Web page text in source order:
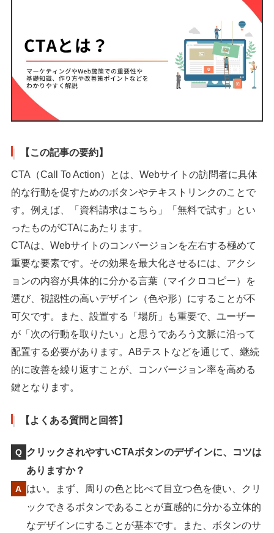
【この記事の要約】
CTA（Call To Action）とは、Webサイトの訪問者に具体
的な行動を促すためのボタンやテキストリンクのことで
す。例えば、「資料請求はこちら」「無料で試す」とい
ったものがCTAにあたります。
CTAは、Webサイトのコンバージョンを左右する極めて
重要な要素です。その効果を最大化させるには、アクシ
ョンの内容が具体的に分かる言葉（マイクロコピー）を
選び、視認性の高いデザイン（色や形）にすることが不
可欠です。また、設置する「場所」も重要で、ユーザー
が「次の行動を取りたい」と思うであろう文脈に沿って
配置する必要があります。ABテストなどを通じて、継続
的に改善を繰り返すことが、コンバージョン率を高める
鍵となります。
【よくある質問と回答】
クリックされやすいCTAボタンのデザインに、コツは
ありますか？
はい。まず、周りの色と比べて目立つ色を使い、クリ
ックできるボタンであることが直感的に分かる立体的
なデザインにすることが基本です。また、ボタンのサ